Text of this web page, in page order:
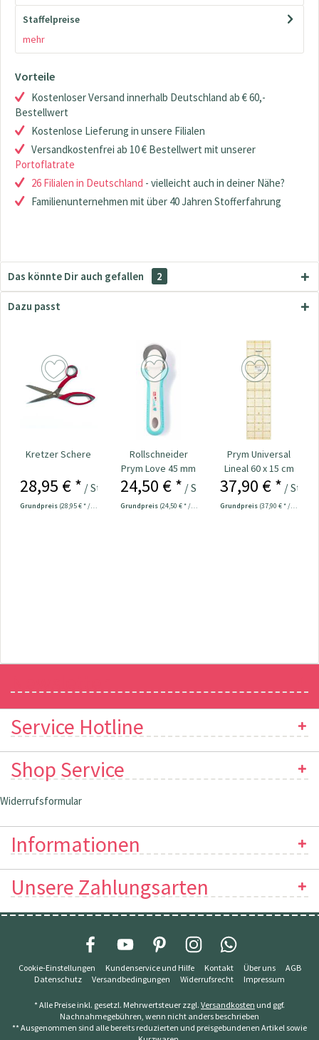
Staffelpreise
mehr
Vorteile
Kostenloser Versand innerhalb Deutschland ab € 60,-
Bestellwert
Kostenlose Lieferung in unsere Filialen
Versandkostenfrei ab 10 € Bestellwert mit unserer
Portoflatrate
26 Filialen in Deutschland - vielleicht auch in deiner Nähe?
Familienunternehmen mit über 40 Jahren Stofferfahrung
Das könnte Dir auch gefallen 2
Dazu passt
Kretzer Schere
28,95 € * / Stück
Grundpreis (28,95 € * / 1 Stück)
Rollschneider
Prym Love 45 mm
24,50 € * / Stück
Grundpreis (24,50 € * / 1 Stück)
Prym Universal
Lineal 60 x 15 cm
37,90 € * / Stück
Grundpreis (37,90 € * / 1 Stück)
Service Hotline
Shop Service
Widerrufsformular
Informationen
Unsere Zahlungsarten
Cookie-Einstellungen Kundenservice und Hilfe Kontakt Über uns
AGB
Datenschutz
Versandbedingungen Widerrufsrecht Impressum
* Alle Preise inkl. gesetzl. Mehrwertsteuer zzgl. Versandkosten und ggf.
Nachnahmegebühren, wenn nicht anders beschrieben
** Ausgenommen sind alle bereits reduzierten und preisgebundenen Artikel sowie